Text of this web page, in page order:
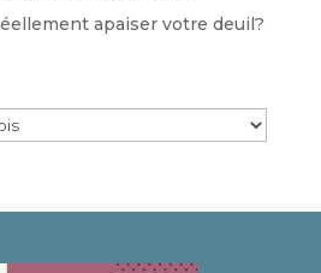
apaiser votre deuil?